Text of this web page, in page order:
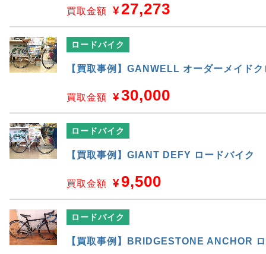
買取金額 ¥27,273
ロードバイク
【買取事例】GANWELL オーダーメイド
買取金額 ¥30,000
ロードバイク
【買取事例】GIANT DEFY ロードバイク
買取金額 ¥9,500
ロードバイク
【買取事例】BRIDGESTONE ANCHOR